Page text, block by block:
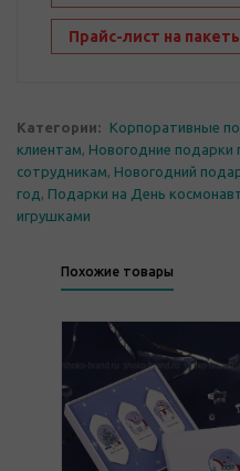
Прайс-лист на
Категории: Корпоративные
клиентам, Новогодние подарки
сотрудникам, Новогодний
год , Подарки на День
игрушками
Похожие товары